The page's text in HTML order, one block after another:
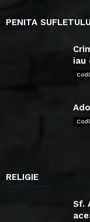
PENITA
iau
RELIGIE
Sf.